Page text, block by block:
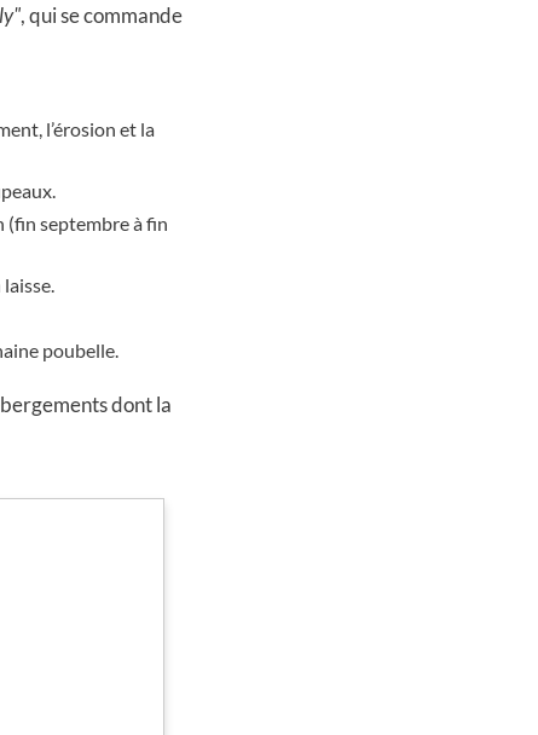
, qui se commande
l’érosion et la
(fin septembre à fin
poubelle.
dont la